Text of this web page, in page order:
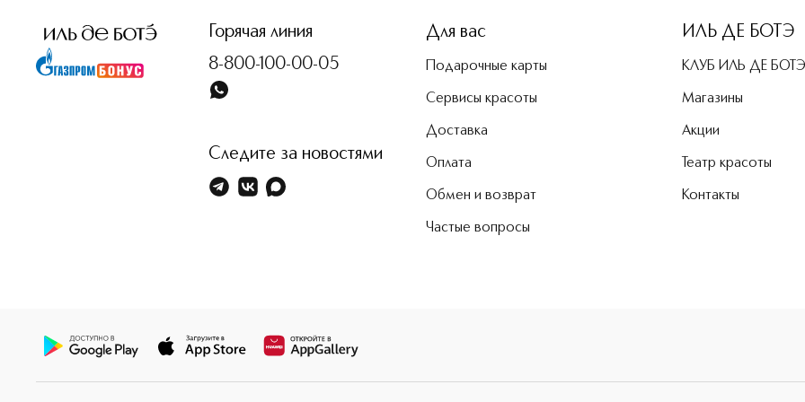
Горячая линия
8-800-100-00-05
Следите за новостями
Для вас
Подарочные карты
Сервисы красоты
Доставка
Оплата
Обмен и возврат
Частые вопросы
ИЛЬ ДЕ БОТЭ
КЛУБ ИЛЬ ДЕ БОТЭ
Магазины
Акции
Театр красоты
Контакты